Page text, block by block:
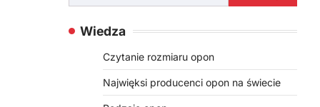
Wiedza
Czytanie rozmiaru opon
Najwięksi producenci opon na świecie